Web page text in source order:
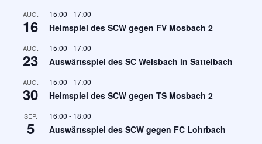
AUG.
16
15:00 - 17:00
Heimspiel des SCW gegen FV Mosbach 2
AUG.
23
15:00 - 17:00
Auswärtsspiel des SC Weisbach in Sattelbach
AUG.
30
15:00 - 17:00
Heimspiel des SCW gegen TS Mosbach 2
SEP.
5
16:00 - 18:00
Auswärtsspiel des SCW gegen FC Lohrbach